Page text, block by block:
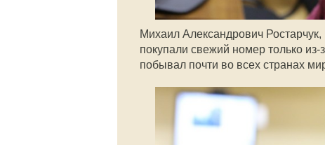
Михаил Александрович Ростарчук,
покупали свежий номер только из-
побывал почти во всех странах